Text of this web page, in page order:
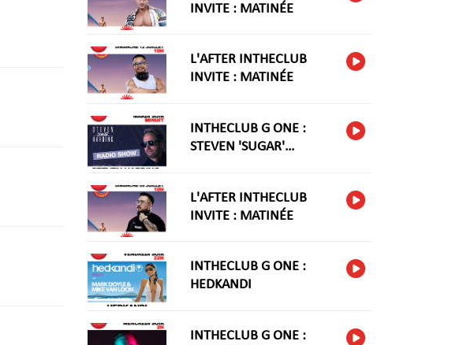
INVITE : MATINÉE
L'AFTER INTHECLUB
INVITE : MATINÉE
INTHECLUB G ONE :
STEVEN 'SUGAR'
L'AFTER INTHECLUB
INVITE : MATINÉE
INTHECLUB G ONE :
HEDKANDI
INTHECLUB G ONE :